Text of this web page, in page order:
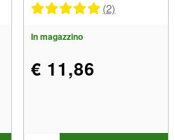
(2)
In magazzino
€ 11,86